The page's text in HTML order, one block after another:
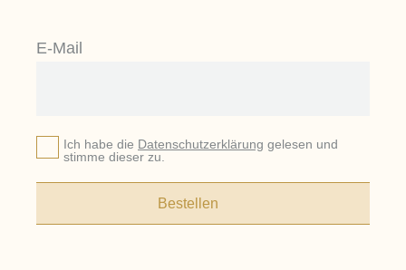
E-Mail
Ich habe die Datenschutzerklärung gelesen und
stimme dieser zu.
Bestellen